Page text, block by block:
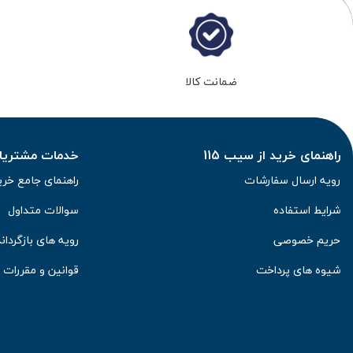
ضمانت کالا
راهنمای خرید از سیب 115
رویه ارسال سفارشات
شرایط استفاده
حریم خصوصی
شیوه های پرداخت
خدمات
راهنمای جامع
سوالات متداول
رویه های
قوانین و مقررات